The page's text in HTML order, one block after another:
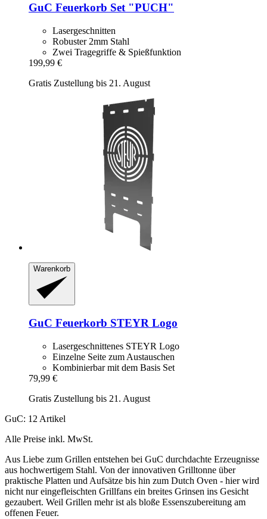
GuC Feuerkorb Set "PUCH"
Lasergeschnitten
Robuster 2mm Stahl
Zwei Tragegriffe & Spießfunktion
199,99 €
Gratis Zustellung bis 21. August
Warenkorb
GuC Feuerkorb STEYR Logo
Lasergeschnittenes STEYR Logo
Einzelne Seite zum Austauschen
Kombinierbar mit dem Basis Set
79,99 €
Gratis Zustellung bis 21. August
GuC: 12 Artikel
Alle Preise inkl. MwSt.
Aus Liebe zum Grillen entstehen bei GuC durchdachte Erzeugnisse
aus hochwertigem Stahl. Von der innovativen Grilltonne über
praktische Platten und Aufsätze bis hin zum Dutch Oven - hier wird
nicht nur eingefleischten Grillfans ein breites Grinsen ins Gesicht
gezaubert. Weil Grillen mehr ist als bloße Essenszubereitung am
offenen Feuer.